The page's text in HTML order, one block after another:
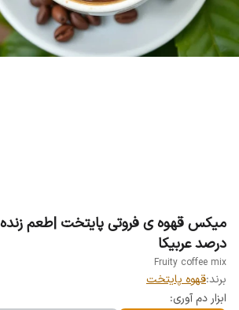
درصد عربیکا
Fruity coffee mix
برند:قهوه پایتخت
ابزار دم آوری: